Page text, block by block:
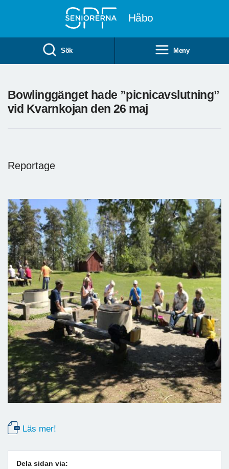
Håbo
Sök Meny
Bowlinggänget hade ”picnicavslutning”
vid Kvarnkojan den 26 maj
Reportage
Läs mer!
Dela sidan via: